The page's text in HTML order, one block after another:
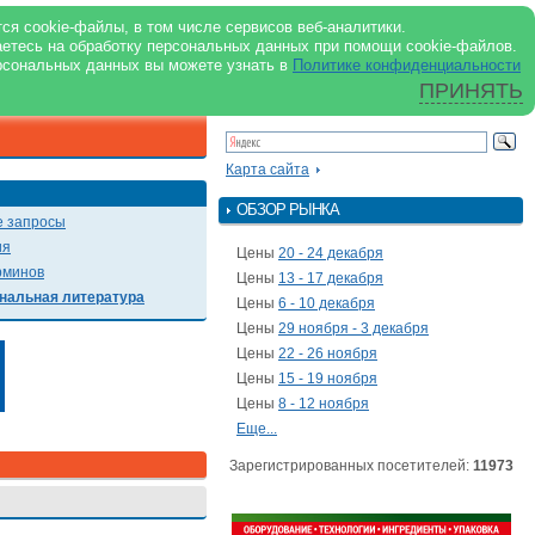
cookie-файлы, в том числе сервисов веб-аналитики.
на обработку персональных данных при помощи cookie-файлов.
данных вы можете узнать в Политике конфиденциальности
ПРИНЯТЬ
support@milkbranch.ru
О портале
Реклама в журнале
Реклама на портале
Архив номеров
запросы
литература
Карта сайта
ОБЗОР РЫНКА
Цены 20 - 24 декабря
Цены 13 - 17 декабря
Цены 6 - 10 декабря
Цены 29 ноября - 3 декабря
Цены 22 - 26 ноября
Цены 15 - 19 ноября
Цены 8 - 12 ноября
Еще...
Зарегистрированных посетителей: 11973